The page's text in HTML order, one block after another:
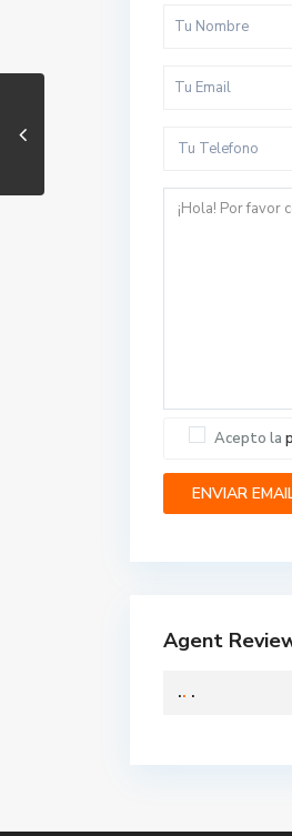
Acepto la
Agent
.. .